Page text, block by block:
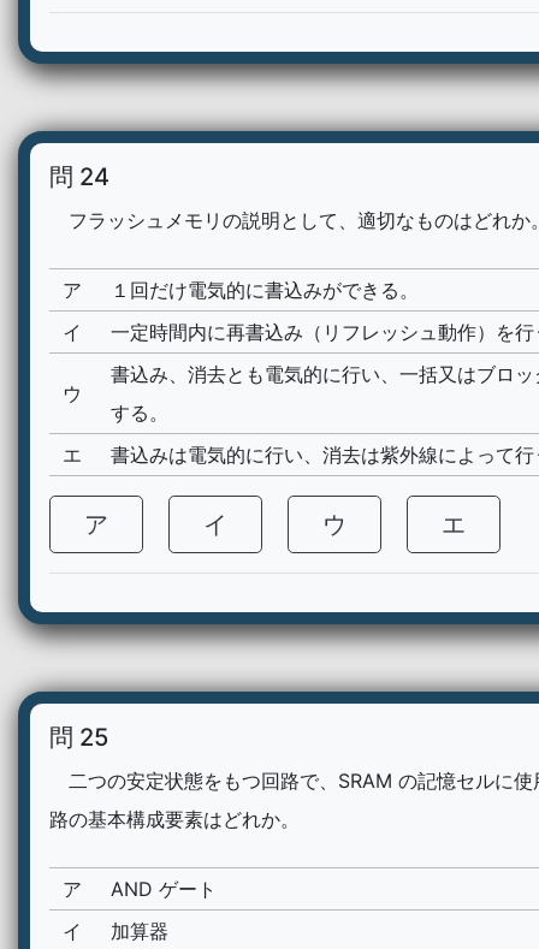
問 24
フラッシュメモリの説明として、適切なものはどれか
ア
１回だけ電気的に書込みができる。
イ
一定時間内に再書込み（リフレッシュ動作）を行
ウ
書込み、消去とも電気的に行い、一括又はブロ
する。
エ
書込みは電気的に行い、消去は紫外線によって行
ア イ ウ エ
問 25
二つの安定状態をもつ回路で、SRAM の記憶セルに使
路の基本構成要素はどれか。
ア
AND ゲート
イ
加算器